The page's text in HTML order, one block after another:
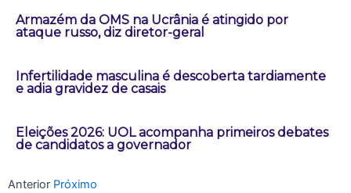
Armazém da OMS na Ucrânia é atingido por
ataque russo, diz diretor-geral
Infertilidade masculina é descoberta tardiamente
e adia gravidez de casais
Eleições 2026: UOL acompanha primeiros debates
de candidatos a governador
Anterior Próximo